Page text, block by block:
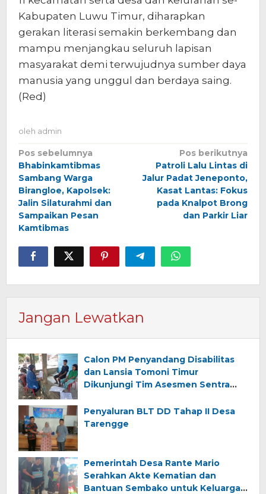
Kabupaten Luwu Timur, diharapkan
gerakan literasi semakin berkembang dan
mampu menjangkau seluruh lapisan
masyarakat demi terwujudnya sumber daya
manusia yang unggul dan berdaya saing.
(Red)
oleh admin
Navigasi
pos
Pos sebelumnya
Bhabinkamtibmas
Sambang Warga
Birangloe, Kapolsek:
Jalin Silaturahmi dan
Sampaikan Pesan
Kamtibmas
Pos berikutnya
Patroli Lalu Lintas di
Jalur Padat Jeneponto,
Kasat Lantas: Fokus
pada Knalpot Brong
dan Parkir Liar
Jangan Lewatkan
Calon PM Penyandang Disabilitas
dan Lansia Tomoni Timur
Dikunjungi Tim Asesmen Sentra
Penyaluran BLT DD Tahap II Desa
Tarengge
Pemerintah Desa Rante Mario
Serahkan Akte Kematian dan
Bantuan Sembako untuk Keluarga